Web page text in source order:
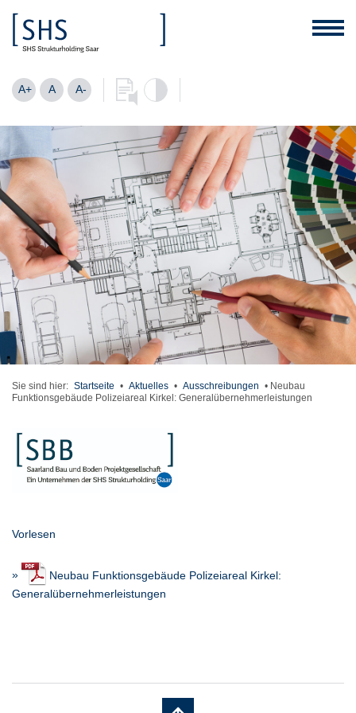
A+ A A-
Sie sind hier: Startseite • Aktuelles • Ausschreibungen • Neubau
Funktionsgebäude Polizeiareal Kirkel: Generalübernehmerleistungen
Vorlesen
»
Neubau Funktionsgebäude Polizeiareal Kirkel:
Generalübernehmerleistungen